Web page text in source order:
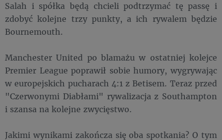
Salah i spółka będą chcieli podtrzymać tę passę i
zdobyć kolejne trzy punkty, a ich rywalem będzie
Bournemouth.
Manchester United po blamażu w ostatniej kolejce
Premier League poprawił sobie humory, wygrywając
w europejskich pucharach 4:1 z Betisem. Teraz przed
"Czerwonymi Diabłami" rywalizacja z Southampton
i szansa na kolejne zwycięstwo.
Jakimi wynikami zakończa się oba spotkania? O tym